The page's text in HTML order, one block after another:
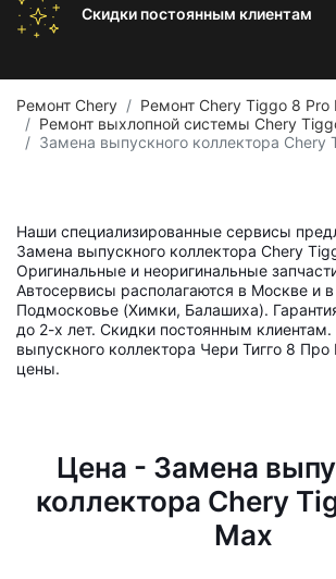
Скидки постоянным клиентам
Ремонт Chery
Ремонт Chery Tiggo 8 Pro
Ремонт выхлопной системы Chery
Замена выпускного коллектора Chery
Наши специализированные сервисы
Замена выпускного коллектора Chery
Оригинальные и неоригинальные
Автосервисы располагаются в Москве и
Подмосковье (Химки, Балашиха).
до 2-х лет. Скидки постоянным
выпускного коллектора Чери Тигго 8
цены.
Цена - Замена
коллектора Chery
Max